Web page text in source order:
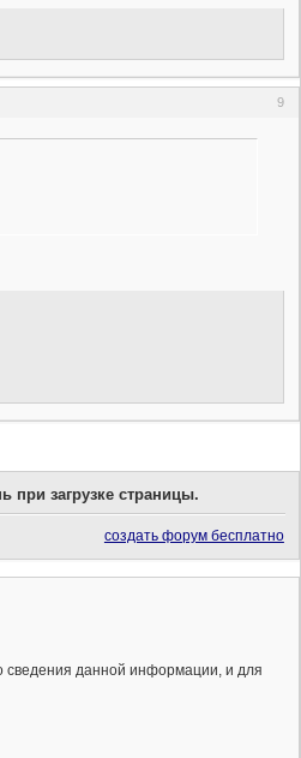
9
при загрузке страницы.
создать форум бесплатно
сведения данной информации, и для